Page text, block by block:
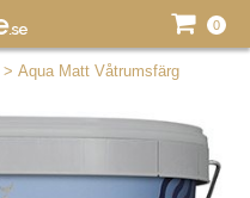
0
> Aqua Matt Våtrumsfärg